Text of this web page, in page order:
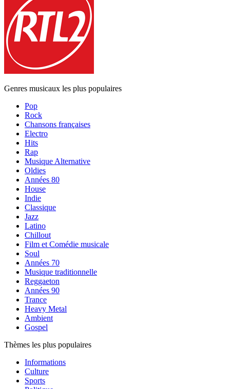
Genres musicaux les plus populaires
Pop
Rock
Chansons françaises
Electro
Hits
Rap
Musique Alternative
Oldies
Années 80
House
Indie
Classique
Jazz
Latino
Chillout
Film et Comédie musicale
Soul
Années 70
Musique traditionnelle
Reggaeton
Années 90
Trance
Heavy Metal
Ambient
Gospel
Thèmes les plus populaires
Informations
Culture
Sports